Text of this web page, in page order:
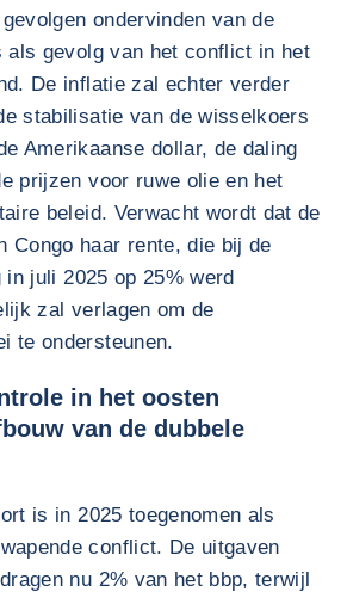
ondervinden van de
als gevolg van het conflict in het
De inflatie zal echter verder
stabilisatie van de wisselkoers
Amerikaanse dollar, de daling
prijzen voor ruwe olie en het
beleid. Verwacht wordt dat de
Congo haar rente, die bij de
juli 2025 op 25% werd
zal verlagen om de
te ondersteunen.
in het oosten
van de dubbele
is in 2025 toegenomen als
conflict. De uitgaven
nu 2% van het bbp, terwijl